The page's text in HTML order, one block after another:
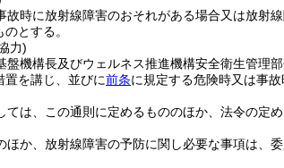
故時に放射線障害のおそれがある場合又は放射
とする。
力)
機構長及びウェルネス推進機構安全衛生管理部
置を講じ、並びに前条に規定する危険時又は事故
ては、この通則に定めるもののほか、法令の定め
ほか、放射線障害の予防に関し必要な事項は、委